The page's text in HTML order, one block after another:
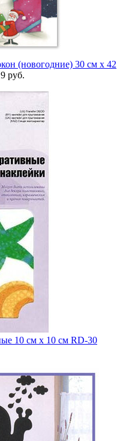
(новогодние) 30 см х 42
руб.
10 см х 10 см RD-30